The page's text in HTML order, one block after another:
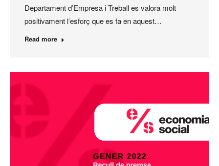
Departament d’Empresa i Treball es valora molt
positivament l’esforç que es fa en aquest…
Read more